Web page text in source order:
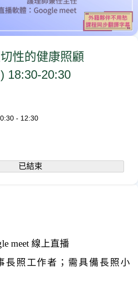
meet 線上直播
長照工作者；需具備長照小
性的健康照顧
18:30-20:30
- 12:30
已結束